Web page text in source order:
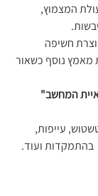
המצמוץ,
חשיפה
מאמץ נוסף כשאור
המחשב"
עייפות,
בהתמקדות ועוד.